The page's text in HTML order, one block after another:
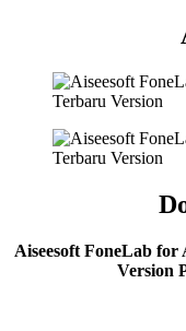
Aiseesoft FoneLab
Version